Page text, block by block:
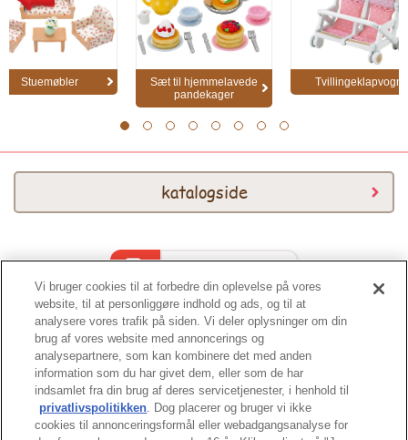
Stuemøbler
Sæt til hjemmelavede
pandekager
Tvillingeklapvogn
katalogside
Toppen af siden
Vi bruger cookies til at forbedre din oplevelse på vores
website, til at personliggøre indhold og ads, og til at
analysere vores trafik på siden. Vi deler oplysninger om din
brug af vores website med annoncerings og
analysepartnere, som kan kombinere det med anden
information som du har givet dem, eller som de har
indsamlet fra din brug af deres servicetjenester, i henhold til
privatlivspolitikken. Dog placerer og bruger vi ikke
cookies til annonceringsformål eller webadgangsanalyse for